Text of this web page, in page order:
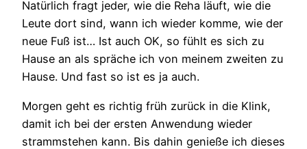
Natürlich fragt jeder, wie die Reha läuft, wie die
Leute dort sind, wann ich wieder komme, wie der
neue Fuß ist… Ist auch OK, so fühlt es sich zu
Hause an als spräche ich von meinem zweiten zu
Hause. Und fast so ist es ja auch.
Morgen geht es richtig früh zurück in die Klink,
damit ich bei der ersten Anwendung wieder
strammstehen kann. Bis dahin genieße ich dieses